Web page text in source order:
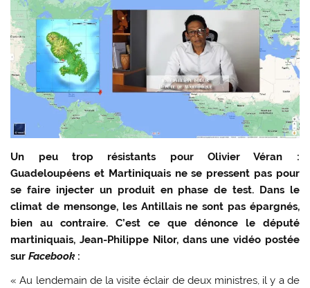
Un peu trop résistants pour Olivier Véran :
Guadeloupéens et Martiniquais ne se pressent pas pour
se faire injecter un produit en phase de test. Dans le
climat de mensonge, les Antillais ne sont pas épargnés,
bien au contraire. C’est ce que dénonce le député
martiniquais, Jean-Philippe Nilor, dans une vidéo postée
surFacebook :
« Au lendemain de la visite éclair de deux ministres, il y a de